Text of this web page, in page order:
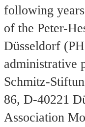
following
of the Peter-
Düsseldorf
administrative
Schmitz-
86, D-40221
Association